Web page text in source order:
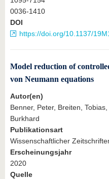
0036-1410
DOI
https://doi.org/10.1137/
Model reduction of
von Neumann equations
Autor(en)
Benner, Peter, Breiten,
Burkhard
Publikationsart
Wissenschaftlicher
Erscheinungsjahr
2020
Quelle